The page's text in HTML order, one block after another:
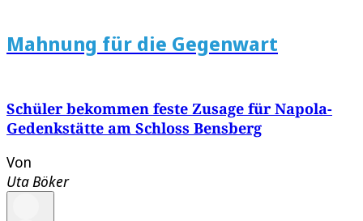
Mahnung für die Gegenwart
Schüler bekommen feste Zusage für Napola-
Gedenkstätte am Schloss Bensberg
Von
Uta Böker